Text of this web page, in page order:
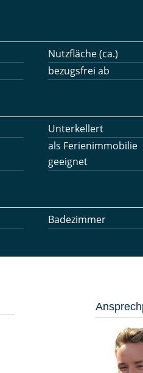
Nutzfläche (ca.)
bezugsfrei ab
Unterkellert
als Ferienimmobilie
geeignet
Badezimmer